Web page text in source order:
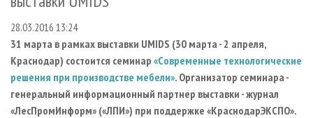
ПРОИЗВОДСТВО ДРЕВЕСНЫХ ПЛИТ
ДЕРЕВЯННОЕ ДОМОСТРОЕНИЕ
ПРОИЗВОДСТВО МЕБЕЛИ
БИОЭНЕРГЕТИКА
ЦБП
МОБИЛЬНЫЕ ВЫСТАВКИ
ОФИЦИАЛЬНЫЕ ДЕЛЕГАЦИИ
ПРИОРИТЕТНЫЕ ИНВЕСТПРОЕКТЫ
RUSSIAN FORESTRY REVIEW
ГАЗЕТА ЛЕСПРОМФОРУМ
28.03.2016 13:24
31 марта в рамках выставки UMIDS (30 марта - 2 апреля,
Краснодар) состоится семинар «Современные технологические
решения при производстве мебели». Организатор семинара -
генеральный информационный партнер выставки - журнал
«ЛесПромИнформ» («ЛПИ») при поддержке «КраснодарЭКСПО».